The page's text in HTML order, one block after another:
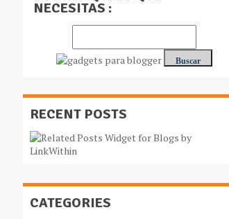
NECESITAS :
RECENT POSTS
CATEGORIES